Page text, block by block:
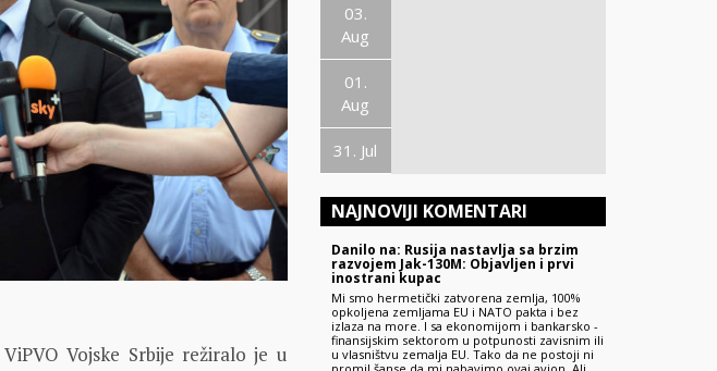
ViPVO Vojske Srbije režiralo je u
03.
Aug
01.
Aug
31. Jul
NAJNOVIJI KOMENTARI
Danilo na: Rusija nastavlja sa brzim
razvojem Jak-130M: Objavljen i prvi
inostrani kupac
Mi smo hermetički zatvorena zemlja, 100%
opkoljena zemljama EU i NATO pakta i bez
izlaza na more. I sa ekonomijom i bankarsko -
finansijskim sektorom u potpunosti zavisnim ili
u vlasništvu zemalja EU. Tako da ne postoji ni
promil šanse da mi nabavimo ovaj avion. Ali